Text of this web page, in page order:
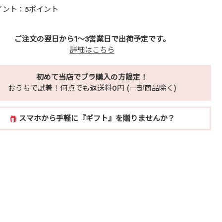
ト：5ポイント
ご注文の翌日から1～3営業日で出荷予定です。
詳細はこちら
初めて当店でブラ購入の方限定！
おうちで試着！何点でも返送料0円 (一部商品除く)
スマホから手軽に『ギフト』を贈りませんか？